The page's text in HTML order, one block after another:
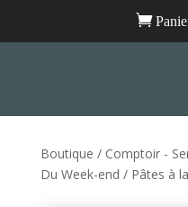

Boutique / Comptoir -
Du Week-end / Pâtes à